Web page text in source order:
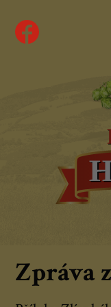
Zpráva